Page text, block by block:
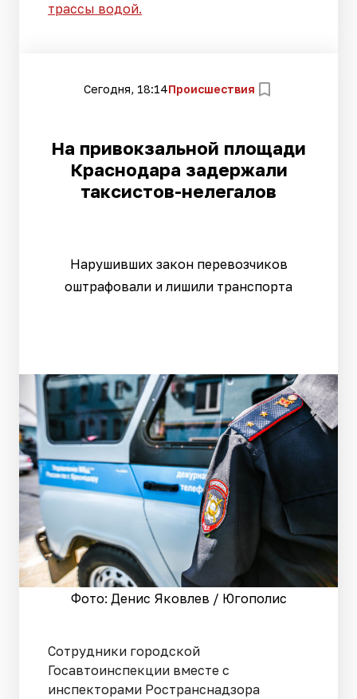
трассы водой.
Сегодня, 18:14Происшествия
На привокзальной площади
Краснодара задержали
таксистов-нелегалов
Нарушивших закон перевозчиков
оштрафовали и лишили транспорта
Фото: Денис Яковлев / Югополис
Сотрудники городской
Госавтоинспекции вместе с
инспекторами Ространснадзора